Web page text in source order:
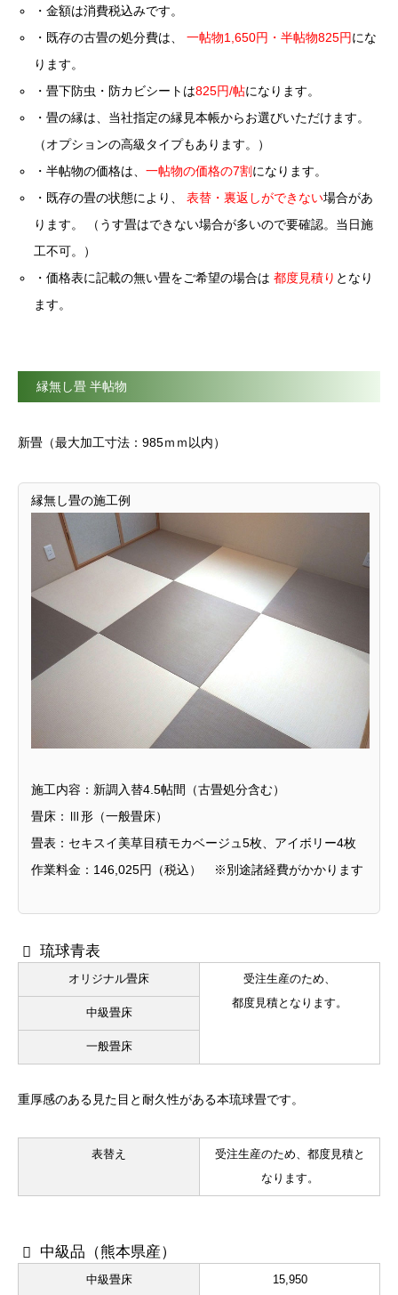
・金額は消費税込みです。
・既存の古畳の処分費は、一帖物1,650円・半帖物825円にな
ります。
・畳下防虫・防カビシートは825円/帖になります。
・畳の縁は、当社指定の縁見本帳からお選びいただけます。
（オプションの高級タイプもあります。）
・半帖物の価格は、一帖物の価格の7割 になります。
・既存の畳の状態により、表替・裏返しができない場合があ
ります。 （うす畳はできない場合が多いので要確認。当日施
工不可。）
・価格表に記載の無い畳をご希望の場合は都度見積り となり
ます。
縁無し畳 半帖物
新畳（最大加工寸法：985ｍｍ以内）
縁無し畳の施工例
施工内容：新調入替4.5帖間（古畳処分含む）
畳床：Ⅲ形（一般畳床）
畳表：セキスイ美草目積モカベージュ5枚、アイボリー4枚
作業料金：146,025円（税込） ※別途諸経費がかかります
琉球青表
オリジナル畳床
受注生産のため、
都度見積となります。
中級畳床
一般畳床
重厚感のある見た目と耐久性がある本琉球畳です。
表替え
受注生産のため、都度見積と
なります。
中級品（熊本県産）
中級畳床 15,950